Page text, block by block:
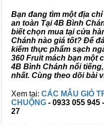
Bạn đang tìm một địa
an toàn Tại 4B Bình
biết chọn mua tại cửa
Chánh nào giá tốt? Để
kiếm thực phẩm sạch
360 Fruit mách bạn một
4B Bình Chánh nổi
nhất. Cùng theo dõi bài
Xem tại: CÁC MẪU GIỎ
CHUỘNG - 0933 055 945
27